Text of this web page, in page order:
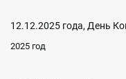
12.12.2025 года, День
2025 год